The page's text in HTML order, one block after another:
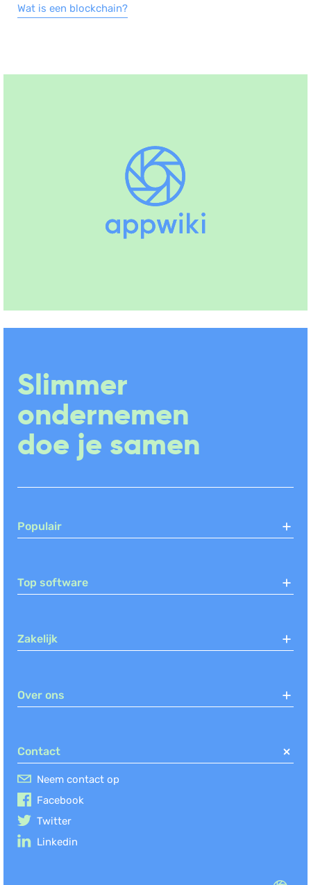
Wat is een blockchain?
Slimmer
ondernemen
doe je samen
Populair
Top software
Zakelijk
Over ons
Contact
Neem contact op
Facebook
Twitter
Linkedin